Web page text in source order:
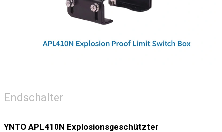
Endschalter
YNTO APL410N Explosionsgeschützter